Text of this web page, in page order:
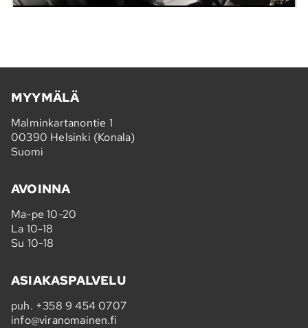
MYYMÄLÄ
Malminkartanontie 1
00390 Helsinki (Konala)
Suomi
AVOINNA
Ma-pe 10-20
La 10-18
Su 10-18
ASIAKASPALVELU
puh. +358 9 454 0707
info@viranomainen.fi